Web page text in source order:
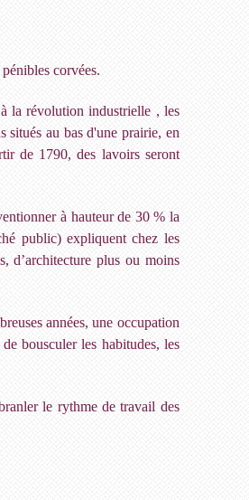
corvées.
la révolution industrielle , les
situés au bas d'une prairie, en
de 1790, des lavoirs seront
à hauteur de 30 % la
public) expliquent chez les
d’architecture plus ou moins
années, une occupation
bousculer les habitudes, les
le rythme de travail des